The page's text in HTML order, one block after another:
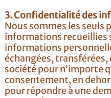
3. Confidentialité des
Nous sommes les seuls
informations recueillies
informations
échangées, transférées,
société pour n’importe
consentement, en
pour répondre à une